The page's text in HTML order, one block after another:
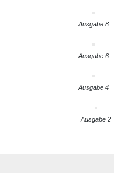
Ausgabe 8
Ausgabe 6
Ausgabe 4
Ausgabe 2